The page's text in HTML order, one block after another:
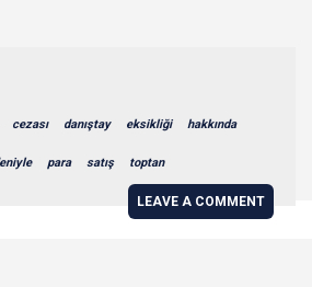
cezası danıştay eksikliği hakkında
para satış toptan
LEAVE A COMMENT